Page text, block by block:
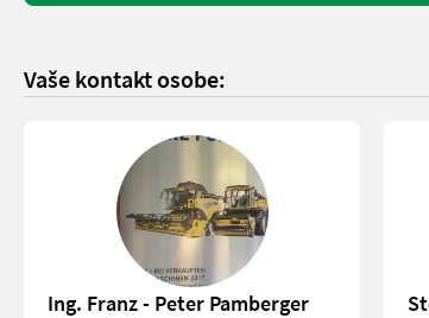
Vaše kontakt osobe:
Ing. Franz - Peter Pamberger